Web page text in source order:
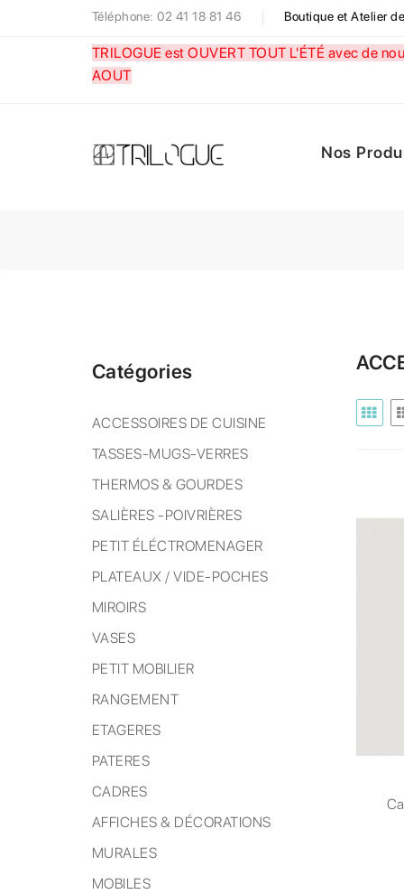
Téléphone: 02 41 18 81 46 Boutique et Atelier
TRILOGUE est OUVERT TOUT L'ÉTÉ avec de
AOUT
Nos
Catégories
ACCESSOIRES DE CUISINE
TASSES-MUGS-VERRES
THERMOS & GOURDES
SALIÈRES -POIVRIÈRES
PETIT ÉLÉCTROMENAGER
PLATEAUX / VIDE-POCHES
MIROIRS
VASES
PETIT MOBILIER
RANGEMENT
ETAGERES
PATERES
CADRES
AFFICHES & DÉCORATIONS
MURALES
MOBILES